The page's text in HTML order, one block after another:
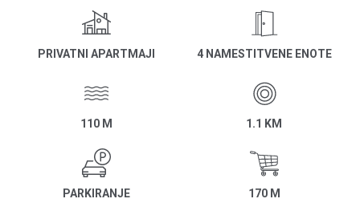
PRIVATNI APARTMAJI 4 NAMESTITVENE ENOTE
110 M 1.1 KM
PARKIRANJE 170 M